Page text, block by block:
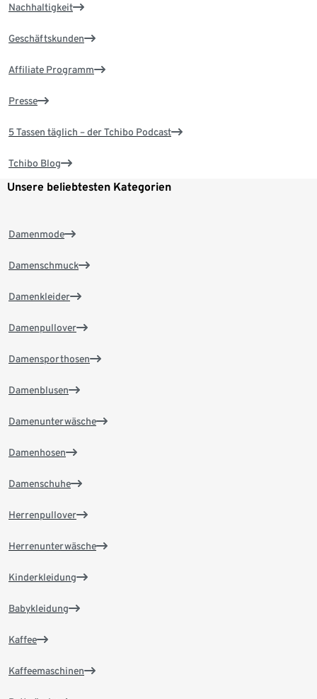
Nachhaltigkeit
Geschäftskunden
Affiliate Programm
Presse
5 Tassen täglich – der Tchibo Podcast
Tchibo Blog
Unsere beliebtesten Kategorien
Damenmode
Damenschmuck
Damenkleider
Damenpullover
Damensporthosen
Damenblusen
Damenunterwäsche
Damenhosen
Damenschuhe
Herrenpullover
Herrenunterwäsche
Kinderkleidung
Babykleidung
Kaffee
Kaffeemaschinen